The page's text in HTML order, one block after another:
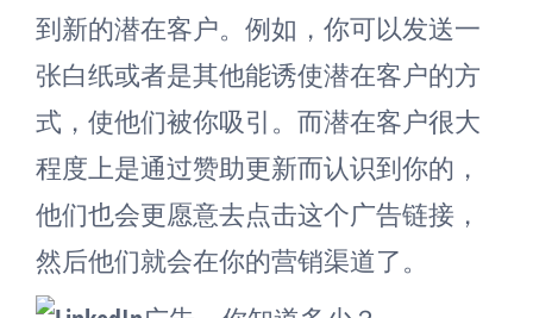
到新的潜在客户。例如，你可以发送一
张白纸或者是其他能诱使潜在客户的方
式，使他们被你吸引。而潜在客户很大
程度上是通过赞助更新而认识到你的，
他们也会更愿意去点击这个广告链接，
然后他们就会在你的营销渠道了。